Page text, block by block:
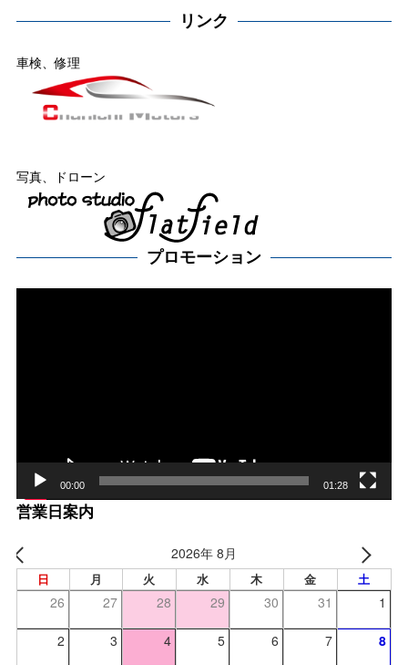
リンク
車検、修理
写真、ドローン
プロモーション
00:00 01:28
営業日案内
2026年 8月
日 月 火 水 木 金 土
26 27 28 29 30 31 1
2 3 4 5 6 7 8